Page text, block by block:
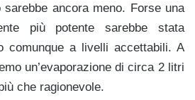
ancora meno. Forse una
più potente sarebbe stata
comunque a livelli accettabili. A
un’evaporazione di circa 2 litri
che ragionevole.